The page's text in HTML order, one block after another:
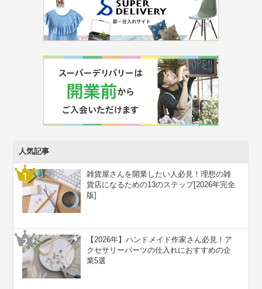
人気記事
雑貨屋さんを開業したい人必見！理想の雑
貨店になるための13のステップ[2026年完全
版]
【2026年】ハンドメイド作家さん必見！ア
クセサリーパーツの仕入れにおすすめの企
業5選